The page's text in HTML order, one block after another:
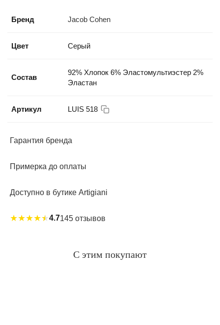
Соответствие размеров:32 — талия 41 см, 33 — 42
см, 38 — 48 см, 40 — 51 см.
Eduard, крой и посадка остались прежними.
Бренд Jacob Cohen
Цвет Серый
Состав
92% Хлопок 6% Эластомультиэстер 2%
Эластан
Артикул LUIS 518
Гарантия бренда
Примерка до оплаты
Доступно в бутике Artigiani
★★★★★4.7145 отзывов
С этим покупают